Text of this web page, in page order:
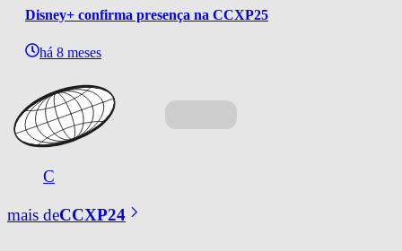
Disney+ confirma presença na CCXP25
há 8 meses
C
mais deCCXP24